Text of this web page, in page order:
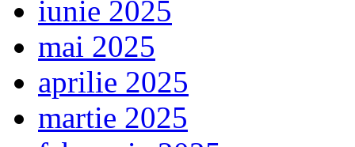
iunie 2025
mai 2025
aprilie 2025
martie 2025